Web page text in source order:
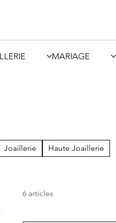
MARIAGE
Joaillerie Haute Joaillerie
6 articles